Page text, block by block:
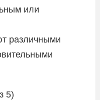
или
различными
5)